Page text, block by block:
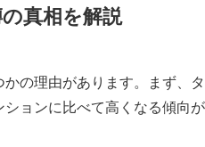
真相を解説
の理由があります。まず、
ョンに比べて高くなる傾向が